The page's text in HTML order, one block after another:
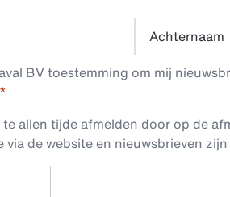
Achternaam
BV toestemming om mij
allen tijde afmelden door op de
via de website en nieuwsbrieven